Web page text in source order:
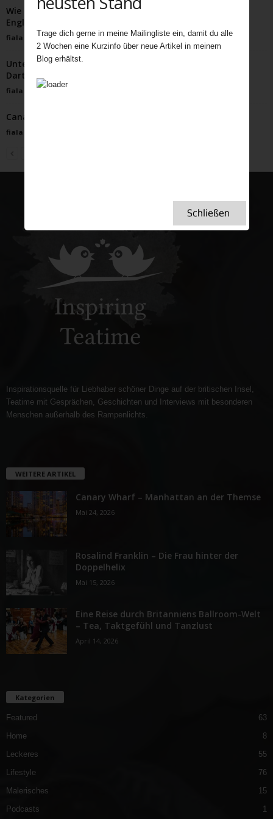
Wie das genügsame Moos unzählige Menschenleben in
England rettete …
fiala April 6, 2022
Unterwegs auf dem mystischen Three Hares Trail im
Dartmoor
fiala März 9, 2026
Canary Wharf – Manhattan an der Themse
fiala
Inspirationsquelle für Liebhaber schöner Dinge auf der britischen Insel,
Teatime mit Gesprächen, Geschichten und Interviews mit besonderen
Menschen außerhalb des Rampenlichts.
WEITERE ARTIKEL
Canary Wharf – Manhattan an der Themse
Mai 24, 2026
Rosalind Franklin – Die Frau hinter der
Doppelhelix
Mai 15, 2026
Eine Reise durch Britanniens Ballroom-Welt
– Tea, Taktgefühl und Tanzlust
April 14, 2026
Kategorien
Featured
63
Home
8
Leckeres
55
Lifestyle
76
Malerisches
15
Podcasts
1
Trage dich gerne in meine Mailingliste ein, damit du alle
2 Wochen eine Kurzinfo über neue Artikel in meinem
Blog erhältst.